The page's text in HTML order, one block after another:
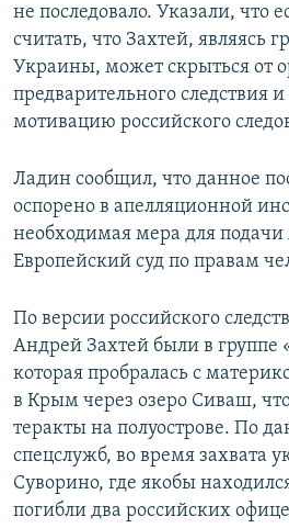
не последовало. Указали, что
считать, что Захтей, являясь
Украины, может скрыться от
предварительного следствия
мотивацию российского
Ладин сообщил, что данное
оспорено в апелляционной
необходимая мера для
Европейский суд по правам
По версии российского
Андрей Захтей были в группе
которая пробралась с
в Крым через озеро Сиваш,
теракты на полуострове. По
спецслужб, во время захвата
Суворино, где якобы
погибли два российских